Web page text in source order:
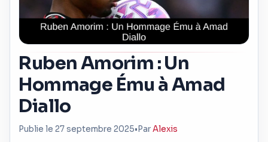
Ruben Amorim : Un
Hommage Ému à Amad
Diallo
Publie le 27 septembre 2025• ParAlexis